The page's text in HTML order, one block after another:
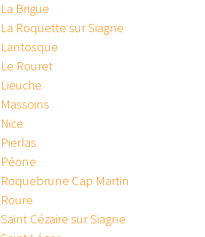
La Brigue
La Roquette sur Siagne
Lantosque
Le Rouret
Lieuche
Massoins
Nice
Pierlas
Péone
Roquebrune Cap Martin
Roure
Saint Cézaire sur Siagne